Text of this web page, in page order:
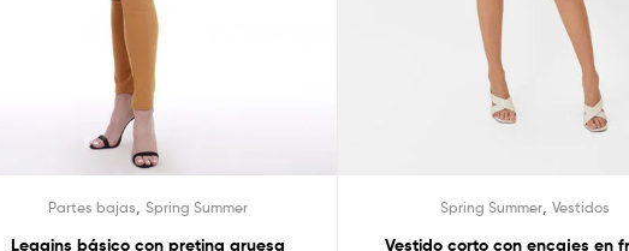
Partes bajas ,Spring Summer
Leggins básico con pretina gruesa
Spring Summer ,Vestidos
Vestido corto con encajes en